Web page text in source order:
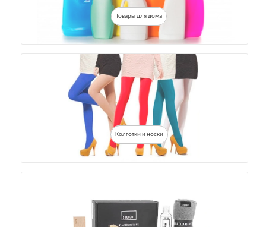
Товары для дома
Колготки и носки